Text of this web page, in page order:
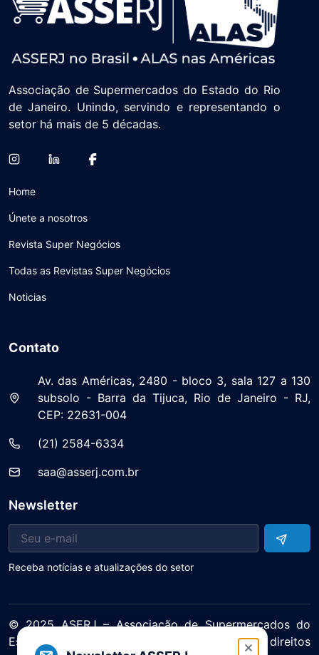
Associação de Supermercados do Estado do Rio
de Janeiro. Unindo, servindo e representando o
setor há mais de 5 décadas.
Home
Únete a nosotros
Revista Super Negócios
Todas as Revistas Super Negócios
Noticias
Contato
Av. das Américas, 2480 - bloco 3, sala 127 a 130
subsolo - Barra da Tijuca, Rio de Janeiro - RJ,
CEP: 22631-004
(21) 2584-6334
saa@asserj.com.br
Newsletter
Receba notícias e atualizações do setor
© 2025 ASERJ – Associação de Supermercados do
Estado do Rio de Janeiro. Todos os direitos